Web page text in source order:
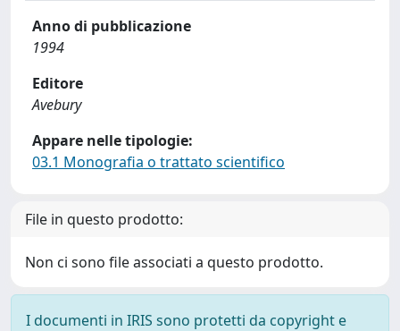
Anno di pubblicazione
1994
Editore
Avebury
Appare nelle tipologie:
03.1 Monografia o trattato scientifico
File in questo prodotto:
Non ci sono file associati a questo prodotto.
I documenti in IRIS sono protetti da copyright e